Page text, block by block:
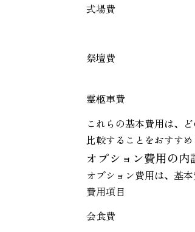
式場費
祭壇費
霊柩車費
これらの基本費用は、
比較することをおすすめ
オプション費用の内
オプション費用は、基
費用項目
会食費